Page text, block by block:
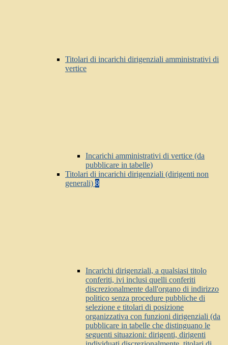
Titolari di incarichi dirigenziali amministrativi di
vertice
Incarichi amministrativi di vertice (da
pubblicare in tabelle)
Titolari di incarichi dirigenziali (dirigenti non
generali) 8
Incarichi dirigenziali, a qualsiasi titolo
conferiti, ivi inclusi quelli conferiti
discrezionalmente dall'organo di indirizzo
politico senza procedure pubbliche di
selezione e titolari di posizione
organizzativa con funzioni dirigenziali (da
pubblicare in tabelle che distinguano le
seguenti situazioni: dirigenti, dirigenti